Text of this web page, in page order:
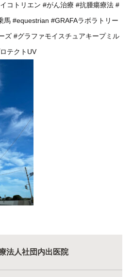
コトリエン #がん治療 #抗腫瘍療法 #
馬 #equestrian #GRAFAラボラトリー
ズ #グラファモイスチュアキープミル
テクトUV
法人社団内出医院